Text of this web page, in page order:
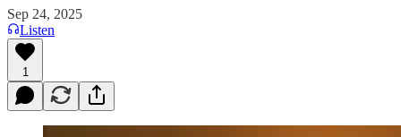
Sep 24, 2025
Listen
1